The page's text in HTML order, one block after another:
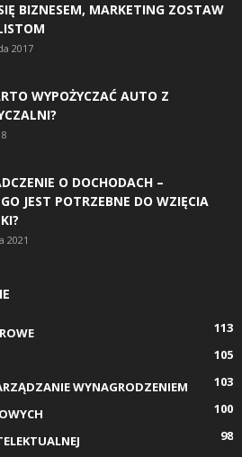
BIZNESEM, MARKETING ZOSTAW
2017
WYPOŻYCZAĆ AUTO Z
O DOCHODACH –
JEST POTRZEBNE DO WZIĘCIA
2021
113
105
WYNAGRODZENIEM
103
100
98